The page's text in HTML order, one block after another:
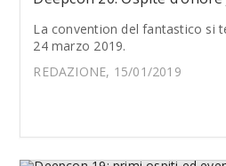
La convention del fantastico si
24 marzo 2019.
REDAZIONE, 15/01/2019